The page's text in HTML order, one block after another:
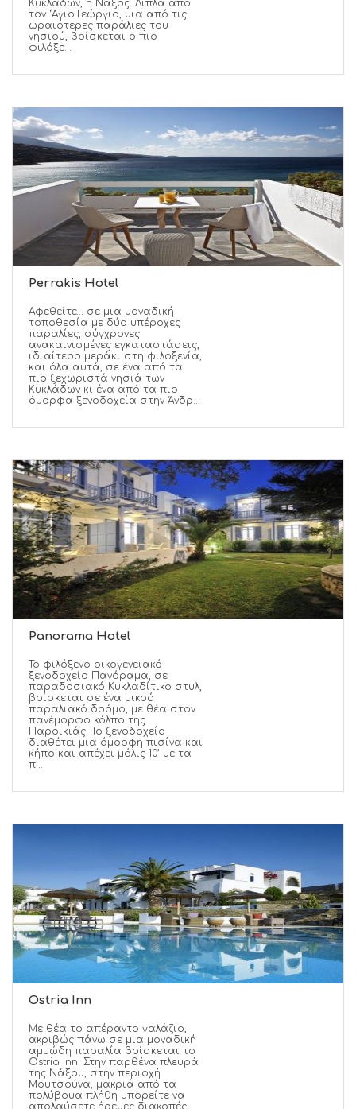
Κυκλάδων, η Νάξος. Δίπλα από
τον ‘Αγιο Γεώργιο, μια από τις
ωραιότερες παράλιες του
νησιού, βρίσκεται ο πιο
φιλόξε...
Perrakis Hotel
Αφεθείτε… σε μια μοναδική
τοποθεσία με δύο υπέροχες
παραλίες, σύγχρονες
ανακαινισμένες εγκαταστάσεις,
ιδιαίτερο μεράκι στη φιλοξενία,
και όλα αυτά, σε ένα από τα
πιο ξεχωριστά νησιά των
Κυκλάδων κι ένα από τα πιο
όμορφα ξενοδοχεία στην Άνδρ...
Panorama Hotel
Το φιλόξενο οικογενειακό
ξενοδοχείο Πανόραμα, σε
παραδοσιακό Κυκλαδίτικο στυλ,
βρίσκεται σε ένα μικρό
παραλιακό δρόμο, με θέα στον
πανέμορφο κόλπο της
Παροικιάς. Το ξενοδοχείο
διαθέτει μια όμορφη πισίνα και
κήπο και απέχει μόλις 10’ με τα
π...
Ostria Inn
Με θέα το απέραντο γαλάζιο,
ακριβώς πάνω σε μια μοναδική
αμμώδη παραλία βρίσκεται το
Ostria Inn. Στην παρθένα πλευρά
της Νάξου, στην περιοχή
Μουτσούνα, μακριά από τα
πολύβουα πλήθη μπορείτε να
απολαύσετε ήρεμες διακοπές